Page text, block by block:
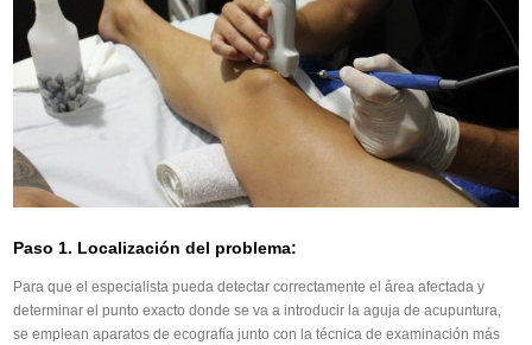
Paso 1. Localización del problema:
Para que el especialista pueda detectar correctamente el área afectada y
determinar el punto exacto donde se va a introducir la aguja de acupuntura,
se emplean aparatos de ecografía junto con la técnica de examinación más